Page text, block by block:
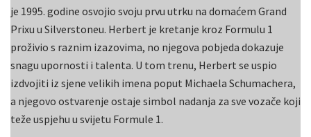
je 1995. godine osvojio svoju prvu utrku na domaćem Grand
Prixu u Silverstoneu. Herbert je kretanje kroz Formulu 1
proživio s raznim izazovima, no njegova pobjeda dokazuje
snagu upornosti i talenta. U tom trenu, Herbert se uspio
izdvojiti iz sjene velikih imena poput Michaela Schumachera,
a njegovo ostvarenje ostaje simbol nadanja za sve vozače koji
teže uspjehu u svijetu Formule 1.